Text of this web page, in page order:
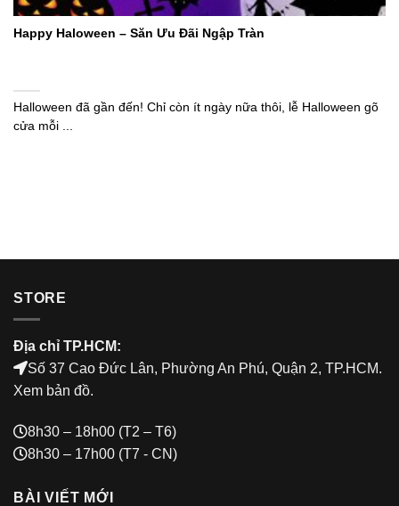
Happy Haloween – Săn Ưu Đãi Ngập Tràn
Halloween đã gần đến! Chỉ còn ít ngày nữa thôi, lễ Halloween gõ
cửa mỗi ...
STORE
Địa chỉ TP.HCM:
Số 37 Cao Đức Lân, Phường An Phú, Quận 2, TP.HCM.
Xem bản đồ.
8h30 – 18h00 (T2 – T6)
8h30 – 17h00 (T7 - CN)
BÀI VIẾT MỚI